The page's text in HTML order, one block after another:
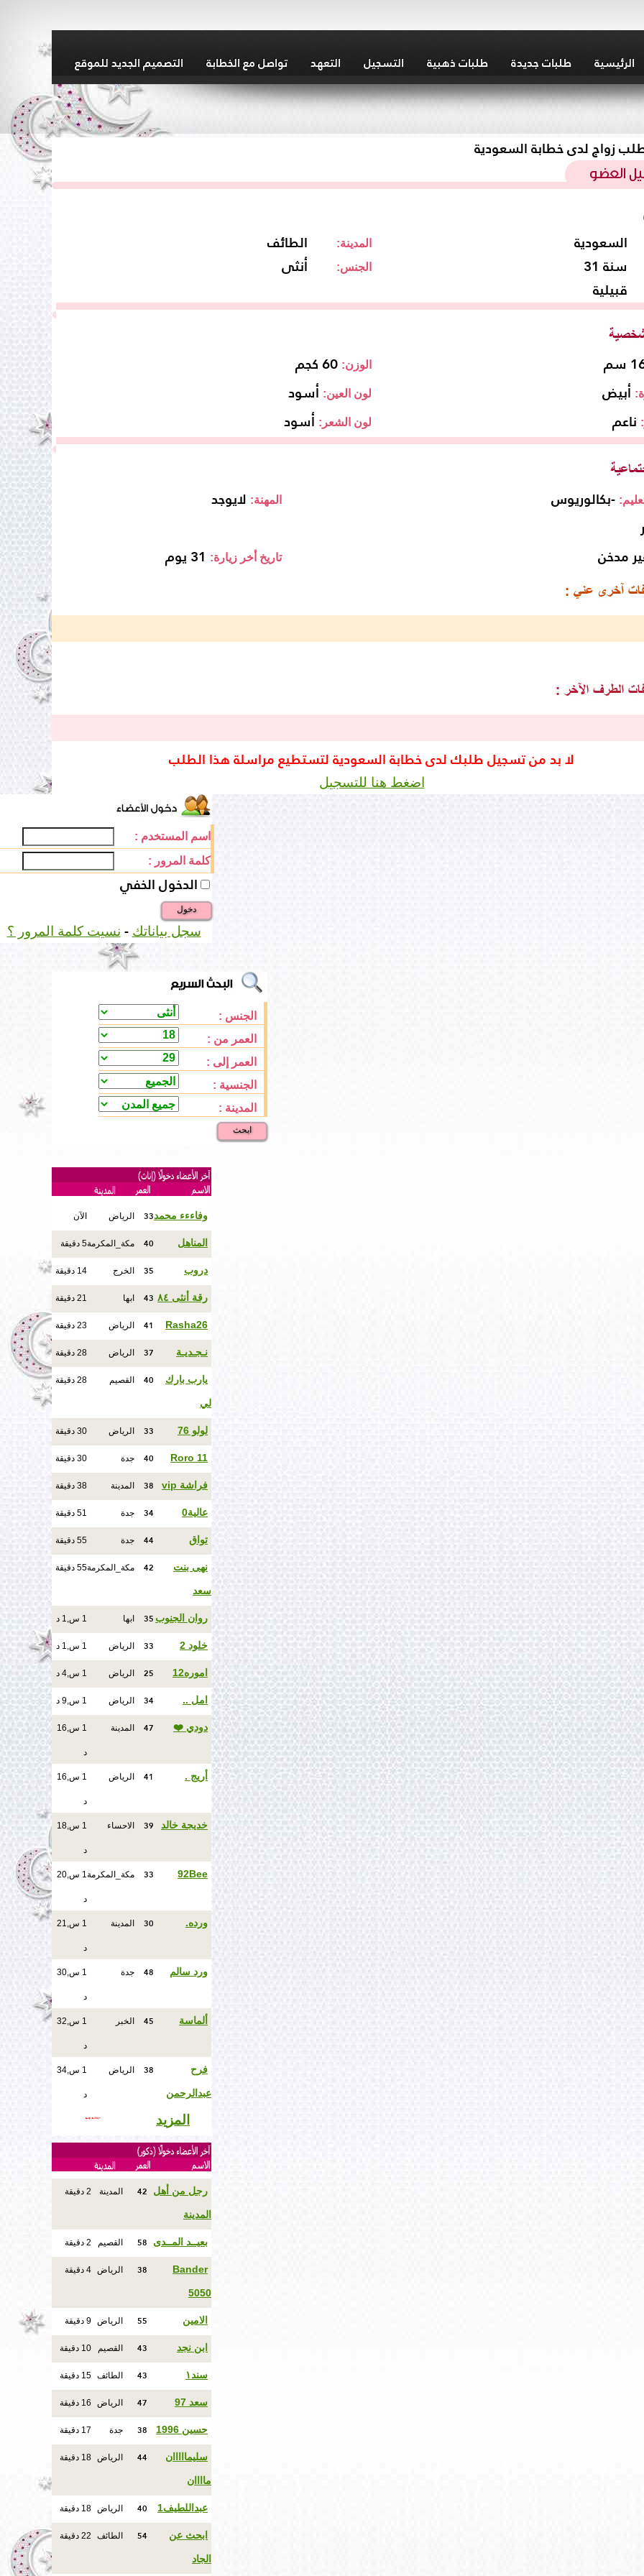
الرئيسية طلبات جديدة طلبات ذهبية التسجيل التعهد تواصل مع الخطابة التصميم الجديد للموقع
زواج لدى خطابة السعودية
الطائف المدينة:
السعودية
أنثى
الجنس:
31 سنة
قبيلية
الوزن: 60 كجم سم
لون العين: أسود أبيض
لون الشعر: أسود ناعم
المهنة: لايوجد
-بكالوريوس
تاريخ أخر زيارة: 31 يوم مدخن
لا بد من تسجيل طلبك لدى خطابة السعودية لتستطيع مراسلة هذا الطلب
اضغط هنا للتسجيل
اسم المستخدم :
كلمة المرور :
الدخول الخفي
دخول
سجل بياناتك-نسيت كلمة المرور ؟
الجنس :
العمر من :
العمر إلى :
الجنسية :
المدينة :
ابحث
وفاءءء محمد33 الرياض الآن
المناهل 40 مكة_المكرمة5 دقيقة
دروب 35 الخرج 14 دقيقة
رقة أنثى ٨٤ 43 ابها 21 دقيقة
Rasha26
41 الرياض 23 دقيقة
نـجـديـة 37 الرياض 28 دقيقة
يارب بارك
لي
40 القصيم 28 دقيقة
لولو 76 33 الرياض 30 دقيقة
Roro 11
40 جدة 30 دقيقة
فراشة vip 38 المدينة 38 دقيقة
عالية0 34 جدة 51 دقيقة
تواق 44 جدة 55 دقيقة
نهى بنت
سعد
42 مكة_المكرمة55 دقيقة
روان الجنوب 35 ابها 1 س,1 د
خلود 2 33 الرياض 1 س,1 د
اموره12 25 الرياض 1 س,4 د
امل .. 34 الرياض 1 س,9 د
دودي ❤️ 47 المدينة 1 س,16
د
أريج . 41 الرياض 1 س,16
د
خديجة خالد 39 الاحساء 1 س,18
د
92Bee
33 مكة_المكرمة 1 س,20
د
ورده. 30 المدينة 1 س,21
د
ورد سالم 48 جدة 1 س,30
د
ألماسة 45 الخبر 1 س,32
د
فرح
عبدالرحمن
38 الرياض 1 س,34
د
المزيد
رجل من أهل
المدينة
42 المدينة 2 دقيقة
بعيــد المــدى 58 القصيم 2 دقيقة
Bander
5050
38 الرياض 4 دقيقة
الامين 55 الرياض 9 دقيقة
ابن نجد 43 القصيم 10 دقيقة
سند١ 43 الطائف 15 دقيقة
سعد 97 47 الرياض 16 دقيقة
حسين 1996 38 جدة 17 دقيقة
سليمااااان
ماااان
44 الرياض 18 دقيقة
عبداللطيف1 40 الرياض 18 دقيقة
ابحث عن
الجاد
54 الطائف 22 دقيقة